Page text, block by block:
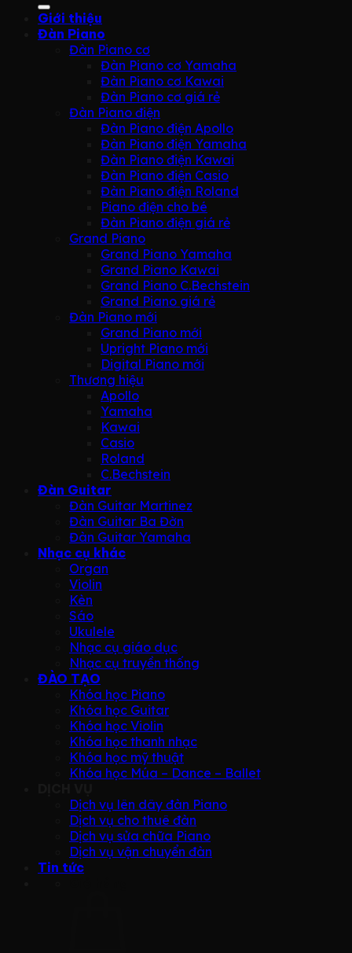
Giới thiệu
Đàn Piano
Đàn Piano cơ
Đàn Piano cơ Yamaha
Đàn Piano cơ Kawai
Đàn Piano cơ giá rẻ
Đàn Piano điện
Đàn Piano điện Apollo
Đàn Piano điện Yamaha
Đàn Piano điện Kawai
Đàn Piano điện Casio
Đàn Piano điện Roland
Piano điện cho bé
Đàn Piano điện giá rẻ
Grand Piano
Grand Piano Yamaha
Grand Piano Kawai
Grand Piano C.Bechstein
Grand Piano giá rẻ
Đàn Piano mới
Grand Piano mới
Upright Piano mới
Digital Piano mới
Thương hiệu
Apollo
Yamaha
Kawai
Casio
Roland
C.Bechstein
Đàn Guitar
Đàn Guitar Martinez
Đàn Guitar Ba Đờn
Đàn Guitar Yamaha
Nhạc cụ khác
Organ
Violin
Kèn
Sáo
Ukulele
Nhạc cụ giáo dục
Nhạc cụ truyền thống
ĐÀO TẠO
Khóa học Piano
Khóa học Guitar
Khóa học Violin
Khóa học thanh nhạc
Khóa học mỹ thuật
Khóa học Múa – Dance – Ballet
Dịch vụ lên dây đàn Piano
Dịch vụ cho thuê đàn
Dịch vụ sửa chữa Piano
Dịch vụ vận chuyển đàn
Tin tức